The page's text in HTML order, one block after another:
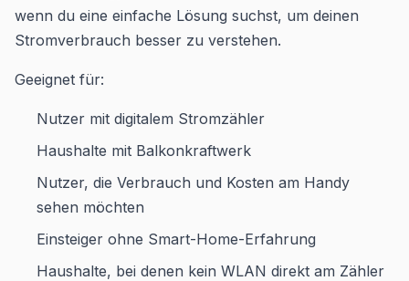
wenn du eine einfache Lösung suchst, um deinen
Stromverbrauch besser zu verstehen.
Geeignet für:
Nutzer mit digitalem Stromzähler
Haushalte mit Balkonkraftwerk
Nutzer, die Verbrauch und Kosten am Handy
sehen möchten
Einsteiger ohne Smart-Home-Erfahrung
Haushalte, bei denen kein WLAN direkt am Zähler